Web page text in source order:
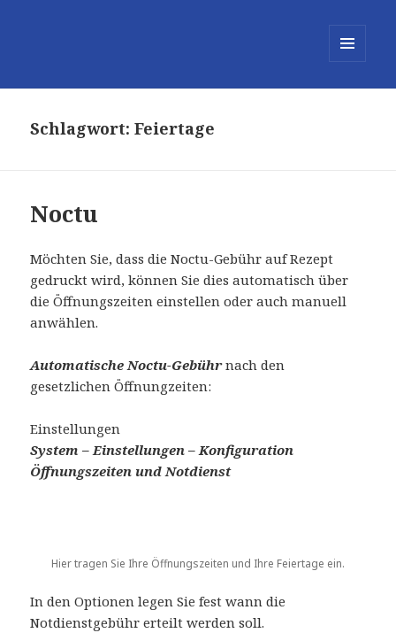
Schlagwort:Feiertage
Noctu
Möchten Sie, dass die Noctu-Gebühr auf Rezept
gedruckt wird, können Sie dies automatisch über
die Öffnungszeiten einstellen oder auch manuell
anwählen.
Automatische Noctu-Gebührnach den
gesetzlichen Öffnungzeiten:
Einstellungen
System – Einstellungen – Konfiguration
Öffnungszeiten und Notdienst
Hier tragen Sie Ihre Öffnungszeiten und Ihre Feiertage ein.
In den Optionen legen Sie fest wann die
Notdienstgebühr erteilt werden soll.